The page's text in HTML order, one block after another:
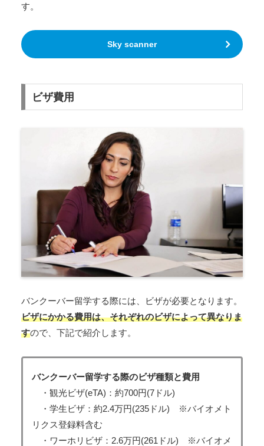
す。
Sky scanner
ビザ費用
バンクーバー留学する際には、ビザが必要となります。
ビザにかかる費用は、それぞれのビザによって異なりま
すので、下記で紹介します。
バンクーバー留学する際のビザ種類と費用
・観光ビザ(eTA)：約700円(7ドル)
・学生ビザ：約2.4万円(235ドル) ※バイオメト
リクス登録料含む
・ワーホリビザ：2.6万円(261ドル) ※バイオメ